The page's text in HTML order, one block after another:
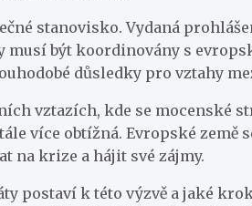
stanovisko. Vydaná
být koordinovány s
důsledky pro vztahy
vztazích, kde se mocenské
více obtížná. Evropské
na krize a hájit své zájmy.
postaví k této výzvě a jaké